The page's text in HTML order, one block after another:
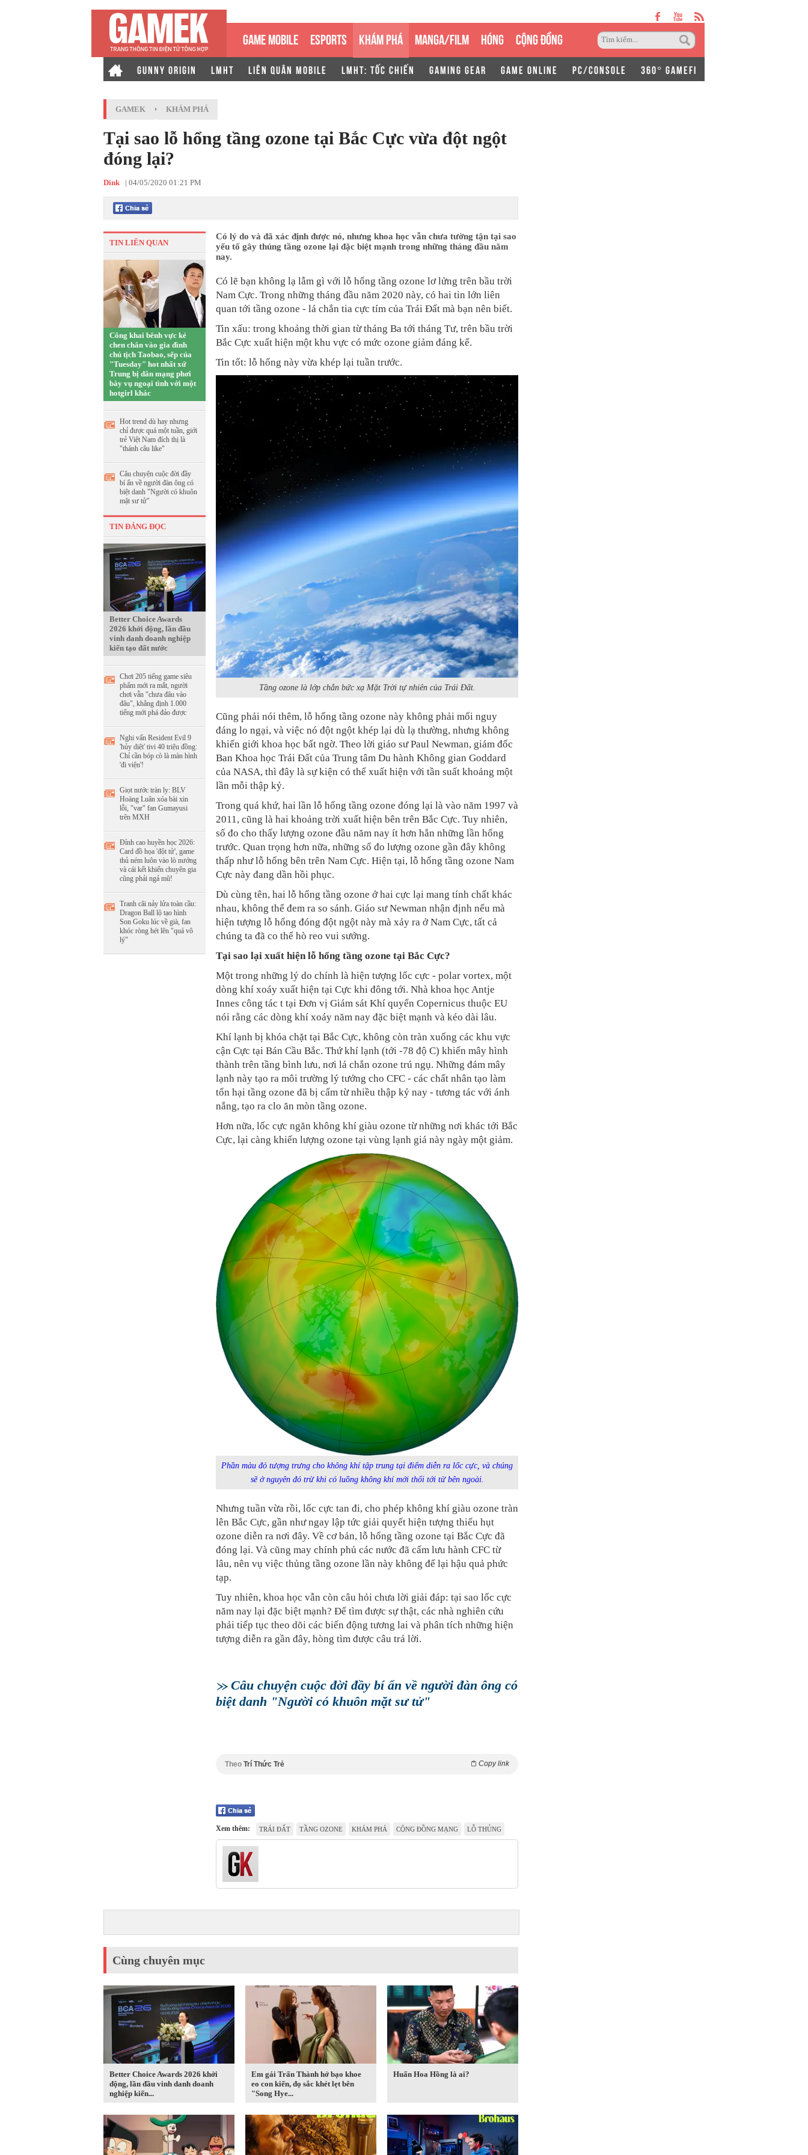
GAME MOBILE ESPORTS KHÁM PHÁ MANGA/FILM HÓNG CỘNG ĐỒNG
GUNNY ORIGIN LMHT LIÊN QUÂN MOBILE LMHT: TỐC CHIẾN GAMING GEAR GAME ONLINE PC/CONSOLE 360° GAMEFI
GAMEK › KHÁM PHÁ
Tại sao lỗ hổng tầng ozone tại Bắc Cực vừa đột ngột
đóng lại?
Dink | 04/05/2020 01:21 PM
TIN LIÊN QUAN
Công khai bênh vực kẻ
chen chân vào gia đình
chủ tịch Taobao, sếp của
"Tuesday" hot nhất xứ
Trung bị dân mạng phơi
bày vụ ngoại tình với một
hotgirl khác
Hot trend dù hay nhưng
chỉ được quá một tuần, giới
trẻ Việt Nam đích thị là
"thánh câu like"
Câu chuyện cuộc đời đầy
bí ẩn về người đàn ông có
biệt danh "Người có khuôn
mặt sư tử"
TIN ĐÁNG ĐỌC
Better Choice Awards
2026 khởi động, lần đầu
vinh danh doanh nghiệp
kiến tạo đất nước
Chơi 205 tiếng game siêu
phẩm mới ra mắt, người
chơi vẫn "chưa đâu vào
đâu", khẳng định 1.000
tiếng mới phá đảo được
Nghi vấn Resident Evil 9
'hủy diệt' tivi 40 triệu đồng:
Chỉ cần bóp cò là màn hình
'đi viện'!
Giọt nước tràn ly: BLV
Hoàng Luân xóa bài xin
lỗi, "var" fan Gumayusi
trên MXH
Đỉnh cao huyền học 2026:
Card đồ họa 'đột tử', game
thủ ném luôn vào lò nướng
và cái kết khiến chuyên gia
cũng phải ngả mũ!
Tranh cãi nảy lửa toàn cầu:
Dragon Ball lộ tạo hình
Son Goku lúc về già, fan
khóc ròng hét lên "quá vô
lý"
Có lý do và đã xác định được nó, nhưng khoa học vẫn chưa tường tận tại sao
yếu tố gây thủng tầng ozone lại đặc biệt mạnh trong những tháng đầu năm
nay.
Có lẽ bạn không lạ lẫm gì với lỗ hổng tầng ozone lơ lửng trên bầu trời
Nam Cực. Trong những tháng đầu năm 2020 này, có hai tin lớn liên
quan tới tầng ozone - lá chắn tia cực tím của Trái Đất mà bạn nên biết.
Tin xấu: trong khoảng thời gian từ tháng Ba tới tháng Tư, trên bầu trời
Bắc Cực xuất hiện một khu vực có mức ozone giảm đáng kể.
Tin tốt: lỗ hổng này vừa khép lại tuần trước.
Tầng ozone là lớp chắn bức xạ Mặt Trời tự nhiên của Trái Đất.
Cũng phải nói thêm, lỗ hổng tầng ozone này không phải mối nguy
đáng lo ngại, và việc nó đột ngột khép lại dù lạ thường, nhưng không
khiến giới khoa học bất ngờ. Theo lời giáo sư Paul Newman, giám đốc
Ban Khoa học Trái Đất của Trung tâm Du hành Không gian Goddard
của NASA, thì đây là sự kiện có thể xuất hiện với tần suất khoảng một
lần mỗi thập kỷ.
Trong quá khứ, hai lần lỗ hổng tầng ozone đóng lại là vào năm 1997 và
2011, cũng là hai khoảng trời xuất hiện bên trên Bắc Cực. Tuy nhiên,
số đo cho thấy lượng ozone đầu năm nay ít hơn hẳn những lần hổng
trước. Quan trọng hơn nữa, những số đo lượng ozone gần đây không
thấp như lỗ hổng bên trên Nam Cực. Hiện tại, lỗ hổng tầng ozone Nam
Cực này đang dần hồi phục.
Dù cùng tên, hai lỗ hổng tầng ozone ở hai cực lại mang tính chất khác
nhau, không thể đem ra so sánh. Giáo sư Newman nhận định nếu mà
hiện tượng lỗ hổng đóng đột ngột này mà xảy ra ở Nam Cực, tất cả
chúng ta đã co thể hò reo vui sướng.
Tại sao lại xuất hiện lỗ hổng tầng ozone tại Bắc Cực?
Một trong những lý do chính là hiện tượng lốc cực - polar vortex, một
dòng khí xoáy xuất hiện tại Cực khi đông tới. Nhà khoa học Antje
Innes công tác t tại Đơn vị Giám sát Khí quyển Copernicus thuộc EU
nói rằng các dòng khí xoáy năm nay đặc biệt mạnh và kéo dài lâu.
Khí lạnh bị khóa chặt tại Bắc Cực, không còn tràn xuống các khu vực
cận Cực tại Bán Cầu Bắc. Thứ khí lạnh (tới -78 độ C) khiến mây hình
thành trên tầng bình lưu, nơi lá chắn ozone trú ngụ. Những đám mây
lạnh này tạo ra môi trường lý tưởng cho CFC - các chất nhân tạo làm
tổn hại tầng ozone đã bị cấm từ nhiều thập kỷ nay - tương tác với ánh
nắng, tạo ra clo ăn mòn tầng ozone.
Hơn nữa, lốc cực ngăn không khí giàu ozone từ những nơi khác tới Bắc
Cực, lại càng khiến lượng ozone tại vùng lạnh giá này ngày một giảm.
Phần màu đỏ tượng trưng cho không khí tập trung tại điểm diễn ra lốc cực, và chúng
sẽ ở nguyên đó trừ khi có luồng không khí mới thổi tới từ bên ngoài.
Nhưng tuần vừa rồi, lốc cực tan đi, cho phép không khí giàu ozone tràn
lên Bắc Cực, gần như ngay lập tức giải quyết hiện tượng thiếu hụt
ozone diễn ra nơi đây. Về cơ bản, lỗ hổng tầng ozone tại Bắc Cực đã
đóng lại. Và cũng may chính phủ các nước đã cấm lưu hành CFC từ
lâu, nên vụ việc thủng tầng ozone lần này không để lại hậu quả phức
tạp.
Tuy nhiên, khoa học vẫn còn câu hỏi chưa lời giải đáp: tại sao lốc cực
năm nay lại đặc biệt mạnh? Để tìm được sự thật, các nhà nghiên cứu
phải tiếp tục theo dõi các biến động tương lai và phân tích những hiện
tượng diễn ra gần đây, hòng tìm được câu trả lời.
Câu chuyện cuộc đời đầy bí ẩn về người đàn ông có
biệt danh "Người có khuôn mặt sư tử"
Theo Trí Thức Trẻ Copy link
Xem thêm: TRÁI ĐẤT TẦNG OZONE KHÁM PHÁ CỘNG ĐỒNG MẠNG LỖ THỦNG
Cùng chuyên mục
Better Choice Awards 2026 khởi
động, lần đầu vinh danh doanh
nghiệp kiến...
Em gái Trấn Thành hở bạo khoe
eo con kiến, đọ sắc khét lẹt bên
"Song Hye...
Huấn Hoa Hồng là ai?